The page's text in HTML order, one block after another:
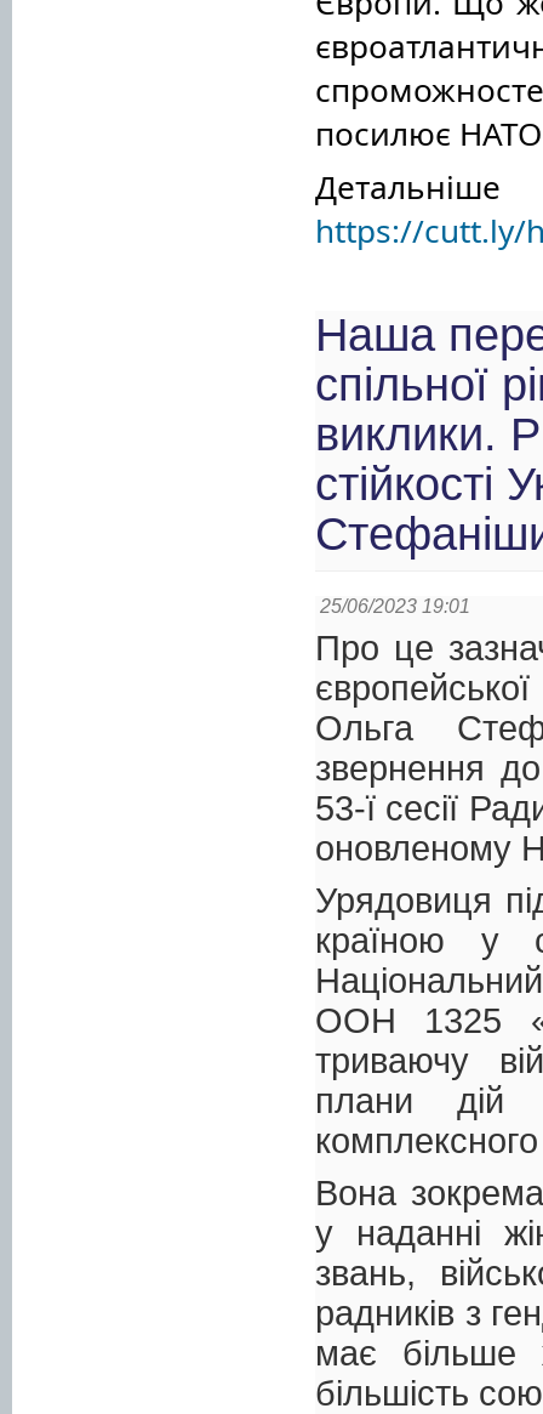
посилює
https://cutt.ly/
Наша
спільної
виклики.
стійкості
25/06/2023 19:01
Про це
європейської
Ольга
звернення
53-ї сесії
оновленому
Урядовиця
країною у
ООН 1325
триваючу
плани дій
Вона
у наданні
звань,
радників з
має більше
більшість